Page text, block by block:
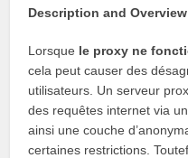
Description and
Lorsque le proxy ne
cela peut causer des
utilisateurs. Un serveur
des requêtes internet via
ainsi une couche
certaines restrictions.